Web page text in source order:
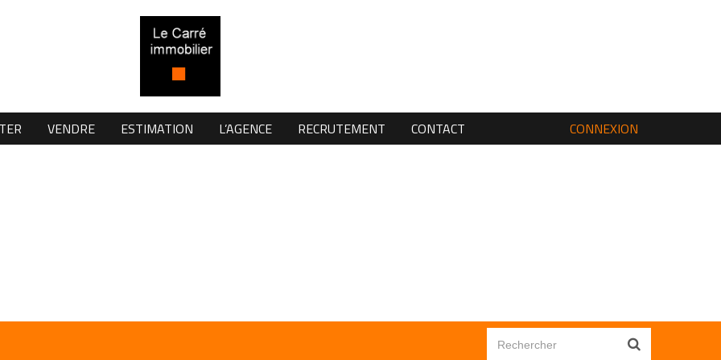
VENDRE ESTIMATION L’AGENCE RECRUTEMENT CONTACT CONNEXION